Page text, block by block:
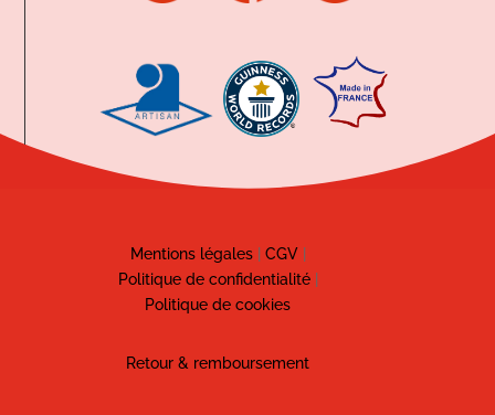
Mentions légales| CGV|
Politique de confidentialité|
Politique de cookies
Retour & remboursement